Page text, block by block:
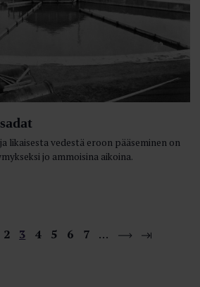
likaisesta vedestä eroon pääseminen on
jo ammoisina aikoina.
2 3 4 5 6 7 …